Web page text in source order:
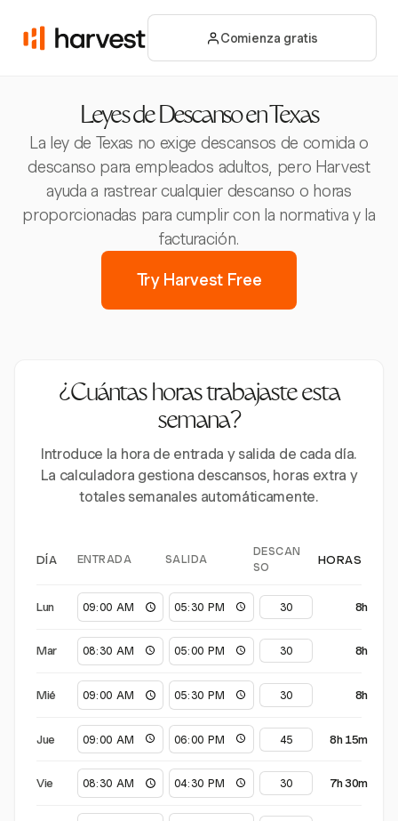
Comienza gratis
Leyes de Descanso en Texas
La ley de Texas no exige descansos de comida o
descanso para empleados adultos, pero Harvest
ayuda a rastrear cualquier descanso o horas
proporcionadas para cumplir con la normativa y la
facturación.
Try Harvest Free
¿Cuántas horas trabajaste esta
semana?
Introduce la hora de entrada y salida de cada día.
La calculadora gestiona descansos, horas extra y
totales semanales automáticamente.
DÍA ENTRADA SALIDA
DESCAN
SO
HORAS
Lun 8h
Mar 8h
Mié 8h
Jue 8h 15m
Vie 7h 30m